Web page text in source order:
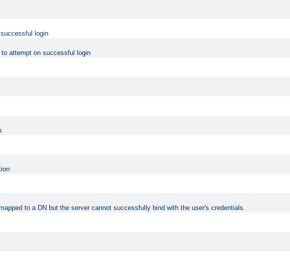
login
attempt on successful login
to a DN but the server cannot successfully bind with the user's credentials.